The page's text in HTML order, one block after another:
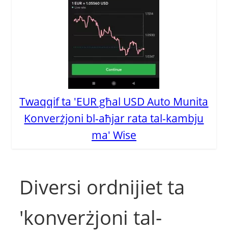
Twaqqif ta 'EUR għal USD Auto Munita
Konverżjoni bl-aħjar rata tal-kambju
ma' Wise
Diversi ordnijiet ta
'konverżjoni tal-